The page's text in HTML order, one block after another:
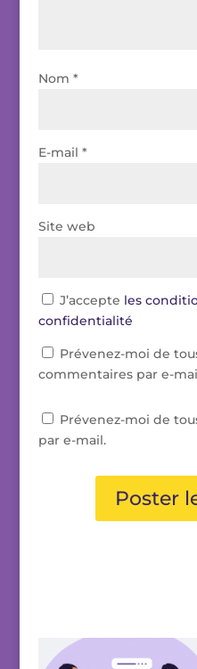
Nom *
E-mail *
Site web
J’accepte les
confidentialité
Prévenez-moi de
commentaires par e-
Prévenez-moi de
par e-mail.